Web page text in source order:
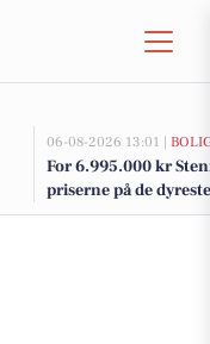
06-08-2026 13:01 |
For 6.995.000 kr
priserne på de
Ringsted